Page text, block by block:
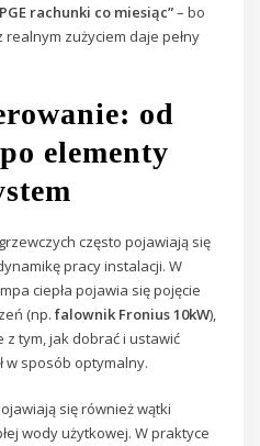
rachunki co miesiąc”– bo
zużyciem daje pełny
od
elementy
często pojawiają się
pracy instalacji. W
ciepła pojawia się pojęcie
(np.falownik Fronius 10kW),
tym, jak dobrać i ustawić
w sposób optymalny.
się również wątki
wody użytkowej. W praktyce